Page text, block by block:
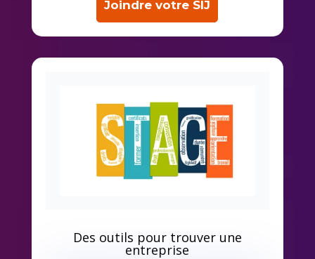
Joindre votre SIJ
Des outils pour trouver une
entreprise